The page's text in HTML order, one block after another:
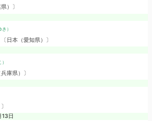
）〕
）
日本（愛知県）〕
庫県）〕
日